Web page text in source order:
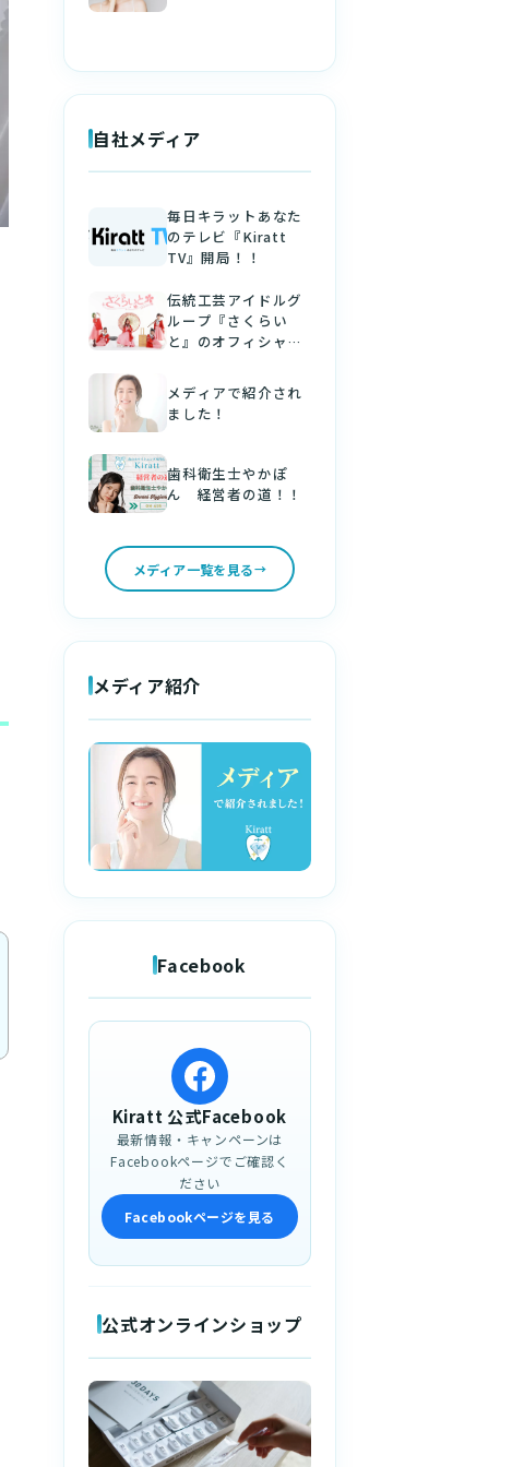
自社メディア
毎日キラットあなた
のテレビ『Kiratt
TV』開局！！
伝統工芸アイドルグ
ループ『さくらい
と』のオフィシャル
した！
メディアで紹介され
ました！
歯科衛生士やかぽ
ん 経営者の道！！
メディア一覧を見る
メディア紹介
Facebook
Kiratt 公式Facebook
最新情報・キャンペーンは
Facebookページでご確認く
ださい
Facebookページを見る
公式オンラインショップ